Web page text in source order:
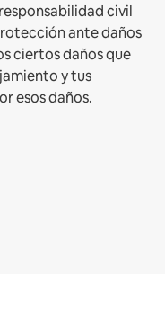
civil
ante daños
ciertos daños que
y tus
esos daños.